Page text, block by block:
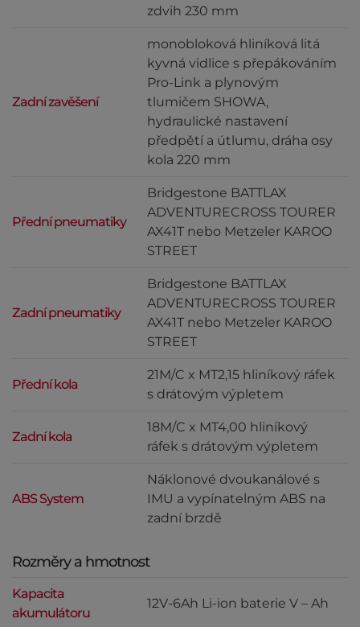
zdvih 230 mm
Zadní zavěšení
monobloková hliníková litá
kyvná vidlice s přepákováním
Pro-Link a plynovým
tlumičem SHOWA,
hydraulické nastavení
předpětí a útlumu, dráha osy
kola 220 mm
Přední pneumatiky
Bridgestone BATTLAX
ADVENTURECROSS TOURER
AX41T nebo Metzeler KAROO
STREET
Zadní pneumatiky
Bridgestone BATTLAX
ADVENTURECROSS TOURER
AX41T nebo Metzeler KAROO
STREET
Přední kola
21M/C x MT2,15 hliníkový ráfek
s drátovým výpletem
Zadní kola
18M/C x MT4,00 hliníkový
ráfek s drátovým výpletem
ABS System
Náklonové dvoukanálové s
IMU a vypínatelným ABS na
zadní brzdě
Rozměry a hmotnost
Kapacita
akumulátoru
12V-6Ah Li-ion baterie V – Ah